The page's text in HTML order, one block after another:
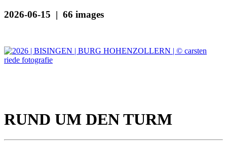
2026-06-15 | 66 images
RUND UM DEN TURM